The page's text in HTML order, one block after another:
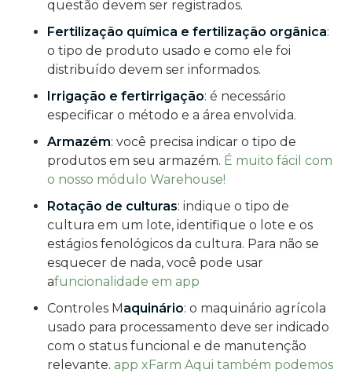
questão devem ser registrados.
Fertilização química e fertilização orgânica:
o tipo de produto usado e como ele foi
distribuído devem ser informados.
Irrigação e fertirrigação: é necessário
especificar o método e a área envolvida.
Armazém: você precisa indicar o tipo de
produtos em seu armazém. É muito fácil com
o nosso módulo Warehouse!
Rotação de culturas: indique o tipo de
cultura em um lote, identifique o lote e os
estágios fenológicos da cultura. Para não se
esquecer de nada, você pode usar
afuncionalidade em app
Controles Maquinário: o maquinário agrícola
usado para processamento deve ser indicado
com o status funcional e de manutenção
relevante. app xFarm Aqui também podemos